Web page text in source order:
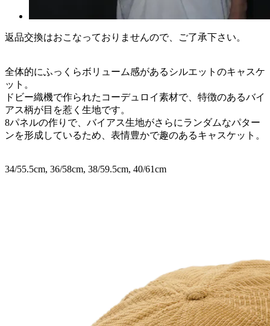
返品交換はおこなっておりませんので、ご了承下さい。
全体的にふっくらボリューム感があるシルエットのキャスケ
ット。
ドビー織機で作られたコーデュロイ素材で、特徴のあるバイ
アス柄が目を惹く生地です。
8パネルの作りで、バイアス生地がさらにランダムなパター
ンを形成しているため、表情豊かで趣のあるキャスケット。
34/55.5cm, 36/58cm, 38/59.5cm, 40/61cm